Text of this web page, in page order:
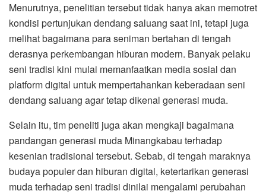
Menurutnya, penelitian tersebut tidak hanya akan memotret
kondisi pertunjukan dendang saluang saat ini, tetapi juga
melihat bagaimana para seniman bertahan di tengah
derasnya perkembangan hiburan modern. Banyak pelaku
seni tradisi kini mulai memanfaatkan media sosial dan
platform digital untuk mempertahankan keberadaan seni
dendang saluang agar tetap dikenal generasi muda.
Selain itu, tim peneliti juga akan mengkaji bagaimana
pandangan generasi muda Minangkabau terhadap
kesenian tradisional tersebut. Sebab, di tengah maraknya
budaya populer dan hiburan digital, ketertarikan generasi
muda terhadap seni tradisi dinilai mengalami perubahan